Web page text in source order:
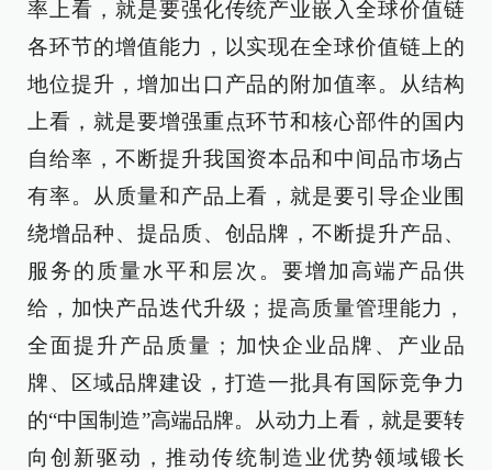
率上看，就是要强化传统产业嵌入全球价值链
各环节的增值能力，以实现在全球价值链上的
地位提升，增加出口产品的附加值率。从结构
上看，就是要增强重点环节和核心部件的国内
自给率，不断提升我国资本品和中间品市场占
有率。从质量和产品上看，就是要引导企业围
绕增品种、提品质、创品牌，不断提升产品、
服务的质量水平和层次。要增加高端产品供
给，加快产品迭代升级；提高质量管理能力，
全面提升产品质量；加快企业品牌、产业品
牌、区域品牌建设，打造一批具有国际竞争力
的“中国制造”高端品牌。从动力上看，就是要转
向创新驱动，推动传统制造业优势领域锻长